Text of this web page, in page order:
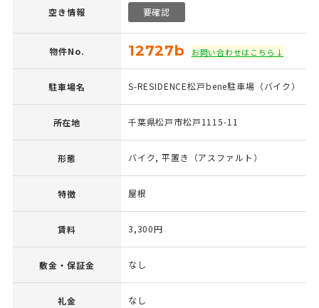
空き情報 要確認
物件No. 12727b お問い合わせはこちら↓
駐車場名 S-RESIDENCE松戸bene駐車場（バイク）
所在地 千葉県松戸市松戸1115-11
形態 バイク, 平置き（アスファルト）
特徴 屋根
賃料 3,300円
敷金・保証金 なし
礼金 なし